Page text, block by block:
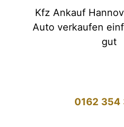
Kfz Ankauf
Auto verkaufen
gut
0162 354